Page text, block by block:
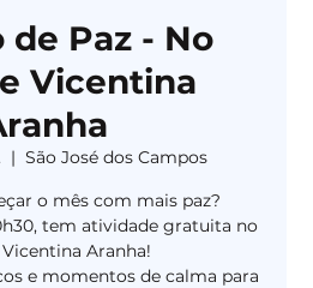
de Paz - No
Vicentina
  |
São José dos Campos
o mês com mais paz?
tem atividade gratuita no
Aranha!
e momentos de calma para